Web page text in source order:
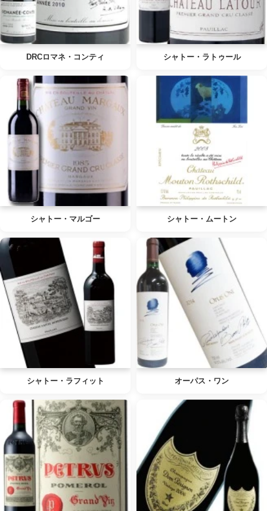
DRCロマネ・コンティ シャトー・ラトゥール
シャトー・マルゴー シャトー・ムートン
シャトー・ラフィット オーパス・ワン